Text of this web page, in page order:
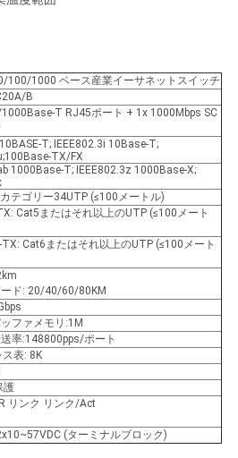
100/1000 ベース産業イーサネットスイッチ
B
T RJ45ポート + 1x 1000Mbps SC
10BASE-T; IEEE802.3i 10Base-T;
TX/FX
1000Base-T; IEEE802.3z 1000Base-X;
テゴリー34UTP (≤100メートル)
Cat5またはそれ以上のUTP (≤100メート
TX: Cat6またはそれ以上のUTP (≤100メート
ド: 20/40/60/80KM
ファメモリ:1M
率:148800pps/ポート
ス表: 8K
護
リンク リンク/Act
(ターミナルブロック)